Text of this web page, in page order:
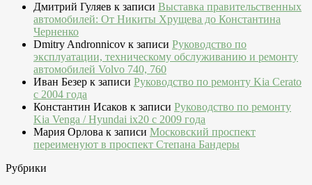
Дмитрий Гуляев к записи Выставка правительственных
автомобилей: От Никиты Хрущева до Константина
Черненко
Dmitry Andronnicov к записи Руководство по
эксплуатации, техническому обслуживанию и ремонту
автомобилей Volvo 740, 760
Иван Безер к записи Руководство по ремонту Kia Cerato
c 2004 года
Константин Исаков к записи Руководство по ремонту
Kia Venga / Hyundai ix20 c 2009 года
Мария Орлова к записи Московский проспект
переименуют в проспект Степана Бандеры
Рубрики